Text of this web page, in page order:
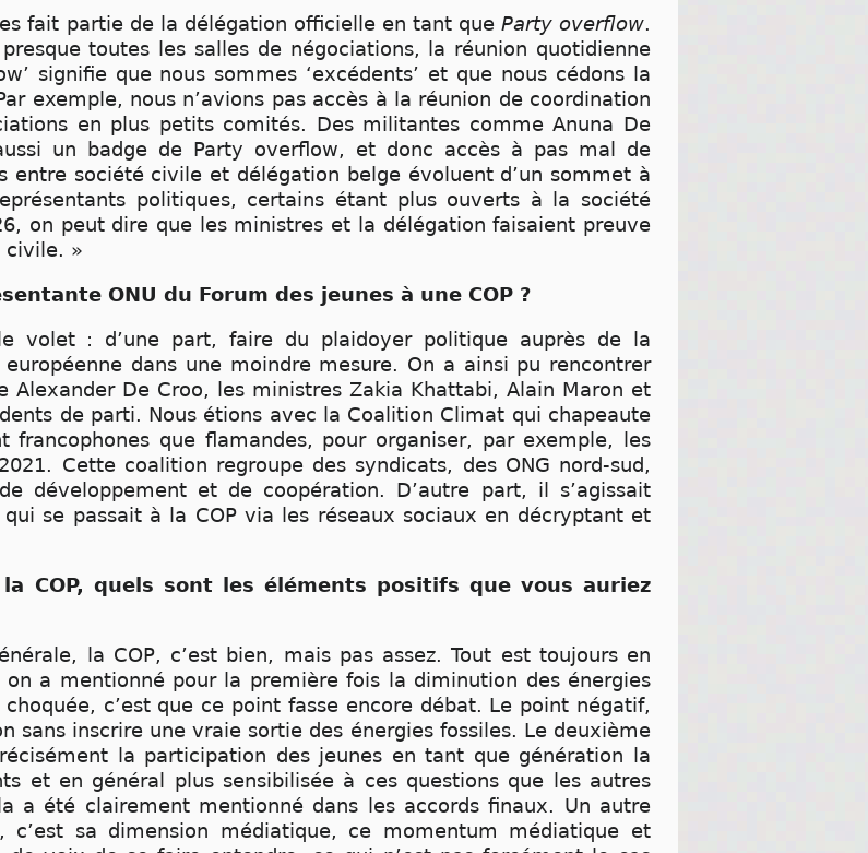
fait partie de la délégation officielle en tant que Party overflow.
toutes les salles de négociations, la réunion quotidienne
signifie que nous sommes ‘excédents’ et que nous cédons la
exemple, nous n’avions pas accès à la réunion de coordination
en plus petits comités. Des militantes comme Anuna De
un badge de Party overflow, et donc accès à pas mal de
entre société civile et délégation belge évoluent d’un sommet à
politiques, certains étant plus ouverts à la société
on peut dire que les ministres et la délégation faisaient preuve
civile. »
ONU du Forum des jeunes à une COP ?
volet : d’une part, faire du plaidoyer politique auprès de la
dans une moindre mesure. On a ainsi pu rencontrer
Alexander De Croo, les ministres Zakia Khattabi, Alain Maron et
de parti. Nous étions avec la Coalition Climat qui chapeaute
francophones que flamandes, pour organiser, par exemple, les
Cette coalition regroupe des syndicats, des ONG nord-sud,
développement et de coopération. D’autre part, il s’agissait
se passait à la COP via les réseaux sociaux en décryptant et
COP, quels sont les éléments positifs que vous auriez
la COP, c’est bien, mais pas assez. Tout est toujours en
a mentionné pour la première fois la diminution des énergies
c’est que ce point fasse encore débat. Le point négatif,
sans inscrire une vraie sortie des énergies fossiles. Le deuxième
la participation des jeunes en tant que génération la
et en général plus sensibilisée à ces questions que les autres
a été clairement mentionné dans les accords finaux. Un autre
sa dimension médiatique, ce momentum médiatique et